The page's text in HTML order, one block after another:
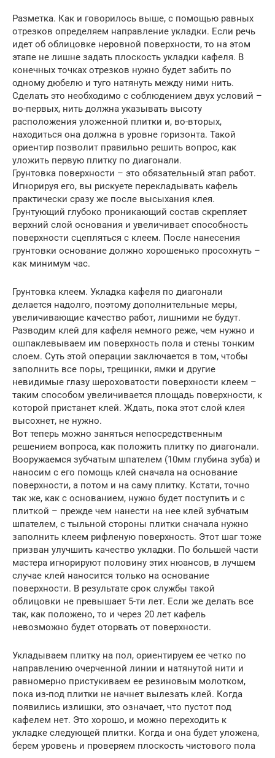
Разметка. Как и говорилось выше, с помощью равных
отрезков определяем направление укладки. Если речь
идет об облицовке неровной поверхности, то на этом
этапе не лишне задать плоскость укладки кафеля. В
конечных точках отрезков нужно будет забить по
одному дюбелю и туго натянуть между ними нить.
Сделать это необходимо с соблюдением двух условий –
во-первых, нить должна указывать высоту
расположения уложенной плитки и, во-вторых,
находиться она должна в уровне горизонта. Такой
ориентир позволит правильно решить вопрос, как
уложить первую плитку по диагонали.
Грунтовка поверхности – это обязательный этап работ.
Игнорируя его, вы рискуете перекладывать кафель
практически сразу же после высыхания клея.
Грунтующий глубоко проникающий состав скрепляет
верхний слой основания и увеличивает способность
поверхности сцепляться с клеем. После нанесения
грунтовки основание должно хорошенько просохнуть –
как минимум час.
Грунтовка клеем. Укладка кафеля по диагонали
делается надолго, поэтому дополнительные меры,
увеличивающие качество работ, лишними не будут.
Разводим клей для кафеля немного реже, чем нужно и
ошпаклевываем им поверхность пола и стены тонким
слоем. Суть этой операции заключается в том, чтобы
заполнить все поры, трещинки, ямки и другие
невидимые глазу шероховатости поверхности клеем –
таким способом увеличивается площадь поверхности, к
которой пристанет клей. Ждать, пока этот слой клея
высохнет, не нужно.
Вот теперь можно заняться непосредственным
решением вопроса, как положить плитку по диагонали.
Вооружаемся зубчатым шпателем (10мм глубина зуба) и
наносим с его помощь клей сначала на основание
поверхности, а потом и на саму плитку. Кстати, точно
так же, как с основанием, нужно будет поступить и с
плиткой – прежде чем нанести на нее клей зубчатым
шпателем, с тыльной стороны плитки сначала нужно
заполнить клеем рифленую поверхность. Этот шаг тоже
призван улучшить качество укладки. По большей части
мастера игнорируют половину этих нюансов, в лучшем
случае клей наносится только на основание
поверхности. В результате срок службы такой
облицовки не превышает 5-ти лет. Если же делать все
так, как положено, то и через 20 лет кафель
невозможно будет оторвать от поверхности.
Укладываем плитку на пол, ориентируем ее четко по
направлению очерченной линии и натянутой нити и
равномерно пристукиваем ее резиновым молотком,
пока из-под плитки не начнет вылезать клей. Когда
появились излишки, это означает, что пустот под
кафелем нет. Это хорошо, и можно переходить к
укладке следующей плитки. Когда и она будет уложена,
берем уровень и проверяем плоскость чистового пола